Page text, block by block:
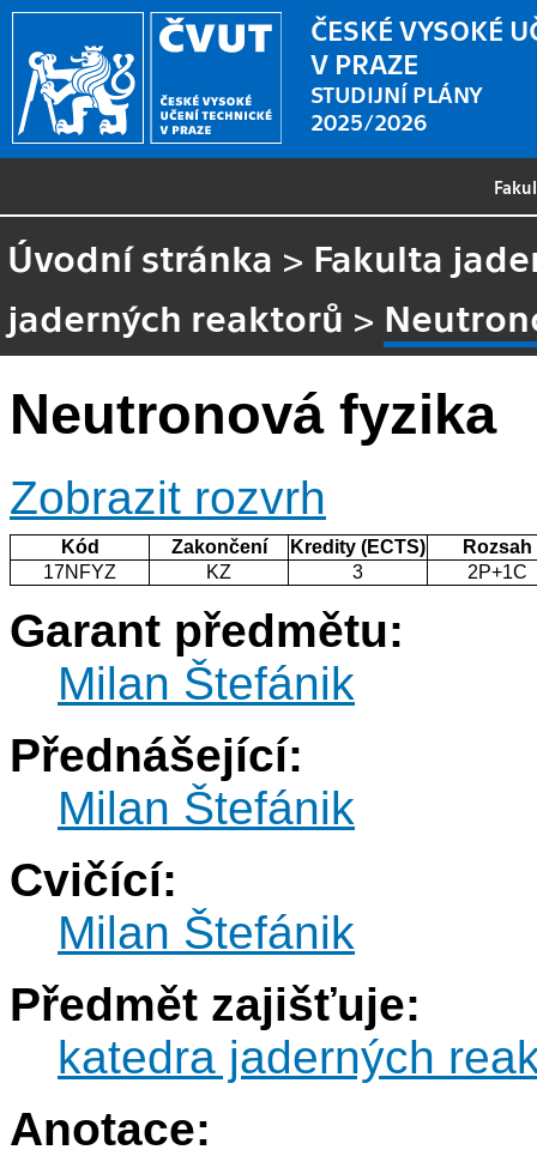
ČESKÉ VYSOKÉ
V PRAZE
STUDIJNÍ PLÁNY
2025/2026
Úvodní stránka > Fakulta
jaderných reaktorů >
Neutronová fyzika
Zobrazit rozvrh
Kód Zakončení Kredity (ECTS)
Rozsah
17NFYZ
KZ 3 2P+1C
Garant předmětu:
Milan Štefánik
Přednášející:
Milan Štefánik
Cvičící:
Milan Štefánik
Předmět zajišťuje:
katedra jaderných
Anotace: